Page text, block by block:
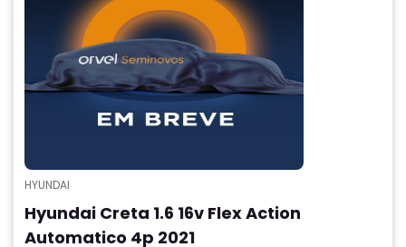
HYUNDAI
Hyundai Creta 1.6 16v Flex Action
Automatico 4p 2021